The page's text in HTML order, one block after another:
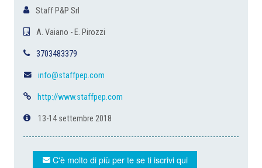
Staff P&P Srl
A. Vaiano - E. Pirozzi
3703483379
info@staffpep.com
http://www.staffpep.com
13-14 settembre 2018
C'è molto di più per te se ti iscrivi qui